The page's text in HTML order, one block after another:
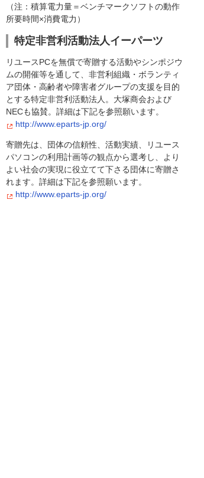
（注：積算電力量＝ベンチマークソフトの動作
所要時間×消費電力）
特定非営利活動法人イーパーツ
リユースPCを無償で寄贈する活動やシンポジウ
ムの開催等を通して、非営利組織・ボランティ
ア団体・高齢者や障害者グループの支援を目的
とする特定非営利活動法人。大塚商会および
NECも協賛。詳細は下記を参照願います。
http://www.eparts-jp.org/
寄贈先は、団体の信頼性、活動実績、リユース
パソコンの利用計画等の観点から選考し、より
よい社会の実現に役立てて下さる団体に寄贈さ
れます。詳細は下記を参照願います。
http://www.eparts-jp.org/